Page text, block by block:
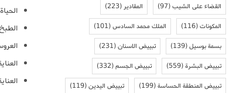
القضاء على الشيب(97) المقادير(223)
المكونات(116) الملك محمد السادس(101)
بسمة بوسيل(139) تبييض الاسنان(231)
تبييض البشرة(559) تبييض الجسم(332)
تبييض المنطقة الحساسة(199) تبييض اليدين(119)